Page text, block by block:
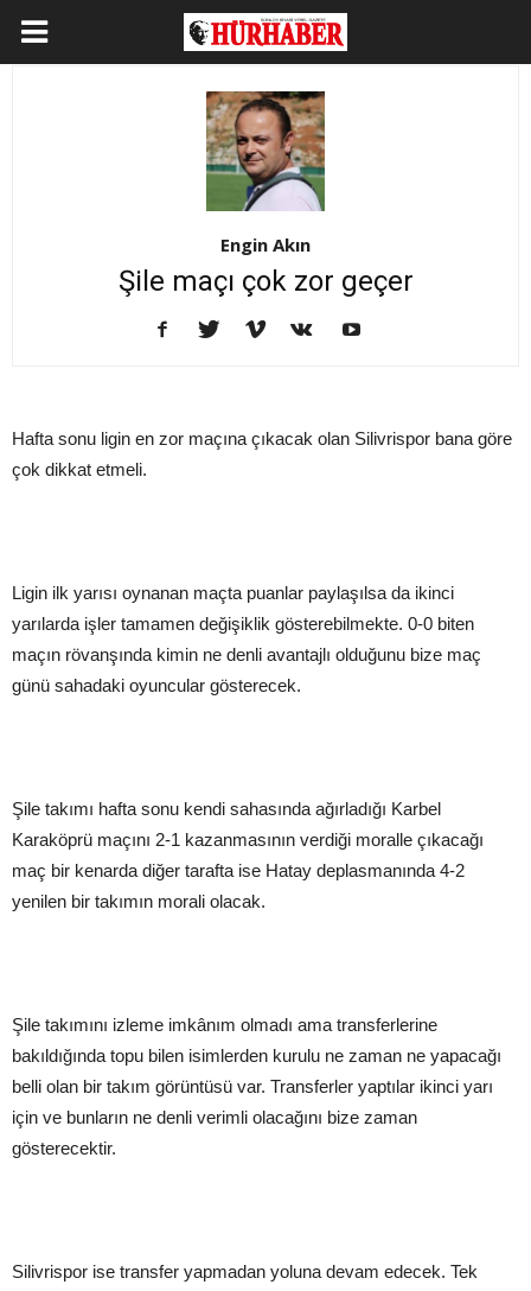
Engin Akın
Şile maçı çok zor geçer
Hafta sonu ligin en zor maçına çıkacak olan Silivrispor bana göre
çok dikkat etmeli.
Ligin ilk yarısı oynanan maçta puanlar paylaşılsa da ikinci
yarılarda işler tamamen değişiklik gösterebilmekte. 0-0 biten
maçın rövanşında kimin ne denli avantajlı olduğunu bize maç
günü sahadaki oyuncular gösterecek.
Şile takımı hafta sonu kendi sahasında ağırladığı Karbel
Karaköprü maçını 2-1 kazanmasının verdiği moralle çıkacağı
maç bir kenarda diğer tarafta ise Hatay deplasmanında 4-2
yenilen bir takımın morali olacak.
Şile takımını izleme imkânım olmadı ama transferlerine
bakıldığında topu bilen isimlerden kurulu ne zaman ne yapacağı
belli olan bir takım görüntüsü var. Transferler yaptılar ikinci yarı
için ve bunların ne denli verimli olacağını bize zaman
gösterecektir.
Silivrispor ise transfer yapmadan yoluna devam edecek. Tek